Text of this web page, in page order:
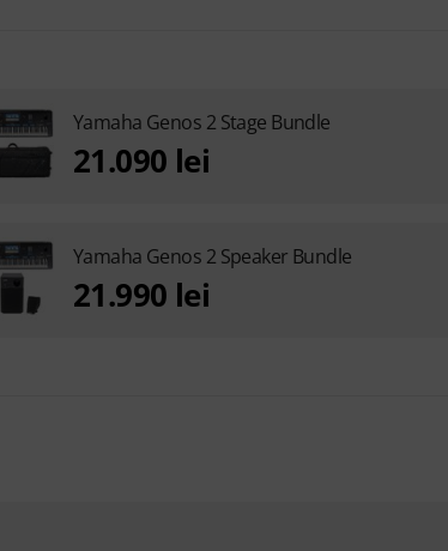
Yamaha Genos 2 Stage Bundle
21.090 lei
Yamaha Genos 2 Speaker Bundle
21.990 lei